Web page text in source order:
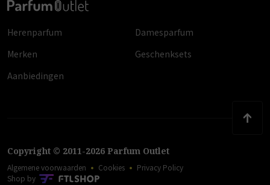
Herenparfum
Damesparfum
Merken
Geschenksets
Aanbiedingen
Copyright © 2011-2026 Parfum Outlet
Algemene voorwaarden Cookies
Privacy Policy
Shop by